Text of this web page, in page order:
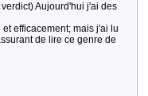
Aujourd'hui j'ai des
efficacement; mais j'ai lu
de lire ce genre de